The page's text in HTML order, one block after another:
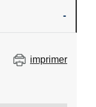
imprimer